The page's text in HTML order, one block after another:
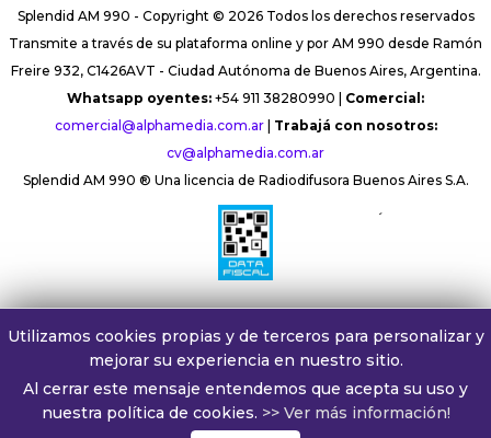
Splendid AM 990 - Copyright © 2026 Todos los derechos reservados
Transmite a través de su plataforma online y por AM 990 desde Ramón
Freire 932, C1426AVT - Ciudad Autónoma de Buenos Aires, Argentina.
Whatsapp oyentes: +54 911 38280990 | Comercial:
comercial@alphamedia.com.ar| Trabajá con nosotros:
cv@alphamedia.com.ar
Splendid AM 990 ® Una licencia de Radiodifusora Buenos Aires S.A.
´
Utilizamos cookies propias y de terceros para personalizar y
mejorar su experiencia en nuestro sitio.
Al cerrar este mensaje entendemos que acepta su uso y
nuestra política de cookies. >> Ver más información!